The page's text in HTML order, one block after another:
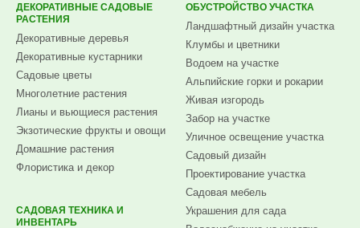
ДЕКОРАТИВНЫЕ САДОВЫЕ
РАСТЕНИЯ
Декоративные деревья
Декоративные кустарники
Садовые цветы
Многолетние растения
Лианы и вьющиеся растения
Экзотические фрукты и овощи
Домашние растения
Флористика и декор
САДОВАЯ ТЕХНИКА И
ИНВЕНТАРЬ
ОБУСТРОЙСТВО УЧАСТКА
Ландшафтный дизайн участка
Клумбы и цветники
Водоем на участке
Альпийские горки и рокарии
Живая изгородь
Забор на участке
Уличное освещение участка
Садовый дизайн
Проектирование участка
Садовая мебель
Украшения для сада